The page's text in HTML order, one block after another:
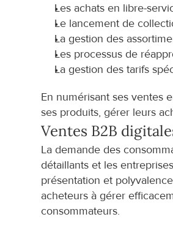
Les achats en libre-
Le lancement de
La gestion des
Les processus de
La gestion des tarifs
En numérisant ses ventes
ses produits, gérer leurs
Ventes B2B
La demande des
détaillants et les
présentation et
acheteurs à gérer
consommateurs.